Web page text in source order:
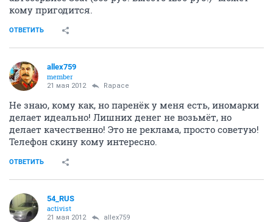
кому пригодится.
ОТВЕТИТЬ
allex759
member
21 мая 2012 Rapace
Не знаю, кому как, но паренёк у меня есть, иномарки
делает идеально! Лишних денег не возьмёт, но
делает качественно! Это не реклама, просто советую!
Телефон скину кому интересно.
ОТВЕТИТЬ
54_RUS
activist
21 мая 2012 allex759